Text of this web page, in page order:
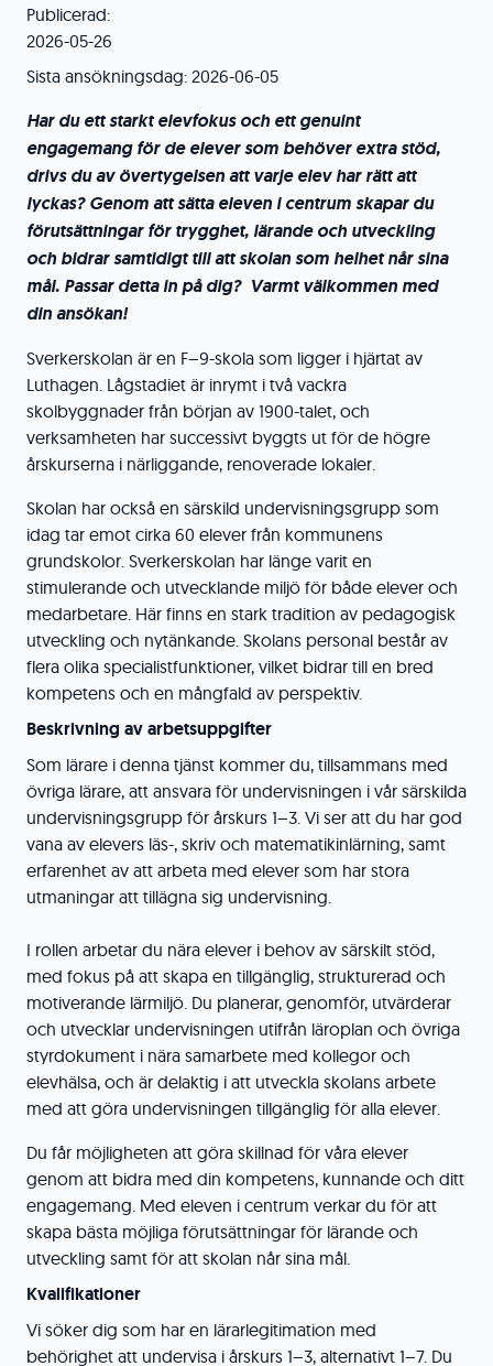
Publicerad:
2026-05-26
Sista ansökningsdag: 2026-06-05
Har du ett starkt elevfokus och ett genuint
engagemang för de elever som behöver extra stöd,
drivs du av övertygelsen att varje elev har rätt att
lyckas? Genom att sätta eleven i centrum skapar du
förutsättningar för trygghet, lärande och utveckling
och bidrar samtidigt till att skolan som helhet når sina
mål. Passar detta in på dig? Varmt välkommen med
din ansökan!
Sverkerskolan är en F–9-skola som ligger i hjärtat av
Luthagen. Lågstadiet är inrymt i två vackra
skolbyggnader från början av 1900-talet, och
verksamheten har successivt byggts ut för de högre
årskurserna i närliggande, renoverade lokaler.
Skolan har också en särskild undervisningsgrupp som
idag tar emot cirka 60 elever från kommunens
grundskolor. Sverkerskolan har länge varit en
stimulerande och utvecklande miljö för både elever och
medarbetare. Här finns en stark tradition av pedagogisk
utveckling och nytänkande. Skolans personal består av
flera olika specialistfunktioner, vilket bidrar till en bred
kompetens och en mångfald av perspektiv.
Beskrivning av arbetsuppgifter
Som lärare i denna tjänst kommer du, tillsammans med
övriga lärare, att ansvara för undervisningen i vår särskilda
undervisningsgrupp för årskurs 1–3. Vi ser att du har god
vana av elevers läs-, skriv och matematikinlärning, samt
erfarenhet av att arbeta med elever som har stora
utmaningar att tillägna sig undervisning.
I rollen arbetar du nära elever i behov av särskilt stöd,
med fokus på att skapa en tillgänglig, strukturerad och
motiverande lärmiljö. Du planerar, genomför, utvärderar
och utvecklar undervisningen utifrån läroplan och övriga
styrdokument i nära samarbete med kollegor och
elevhälsa, och är delaktig i att utveckla skolans arbete
med att göra undervisningen tillgänglig för alla elever.
Du får möjligheten att göra skillnad för våra elever
genom att bidra med din kompetens, kunnande och ditt
engagemang. Med eleven i centrum verkar du för att
skapa bästa möjliga förutsättningar för lärande och
utveckling samt för att skolan når sina mål.
Kvalifikationer
Vi söker dig som har en lärarlegitimation med
behörighet att undervisa i årskurs 1–3, alternativt 1–7. Du